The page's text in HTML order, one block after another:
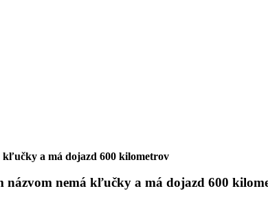
a má dojazd 600 kilometrov
nemá kľučky a má dojazd 600